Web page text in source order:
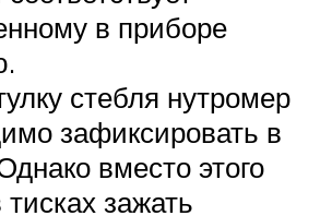
в приборе
стебля нутромер
зафиксировать в
вместо этого
зажать